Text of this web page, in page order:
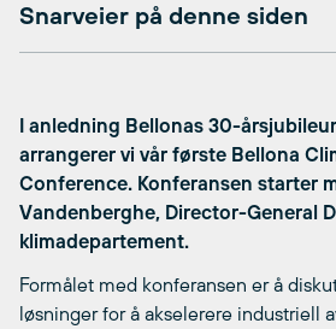
Snarveier på denne siden
I anledning Bellonas 30-
arrangerer vi vår første Bellona
Conference. Konferansen starter
Vandenberghe, Director-General
klimadepartement.
Formålet med konferansen er å
løsninger for å akselerere industriell